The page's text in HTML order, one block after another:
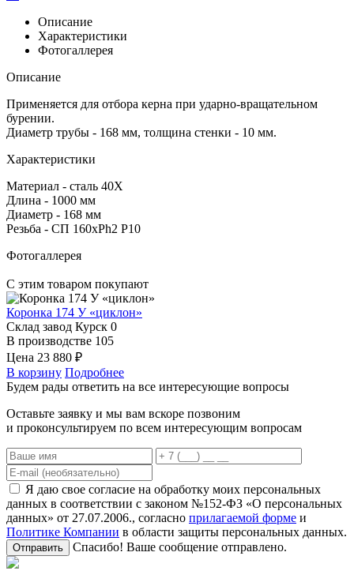
Описание
Характеристики
Фотогаллерея
Описание
Применяется для отбора керна при ударно-вращательном
бурении.
Диаметр трубы - 168 мм, толщина стенки - 10 мм.
Характеристики
Материал - сталь 40Х
Длина - 1000 мм
Диаметр - 168 мм
Резьба - СП 160хPh2 P10
Фотогаллерея
С этим товаром покупают
Коронка 174 У «циклон»
Склад завод Курск 0
В производстве 105
Цена 23 880 ₽
В корзину Подробнее
Будем рады ответить на все интересующие вопросы
Оставьте заявку и мы вам вскоре позвоним
и проконсультируем по всем интересующим вопросам
Я даю свое согласие на обработку моих персональных
данных в соответствии с законом №152-ФЗ «О персональных
данных» от 27.07.2006., согласно прилагаемой форме и
Политике Компании в области защиты персональных данных.
Отправить Спасибо! Ваше сообщение отправлено.